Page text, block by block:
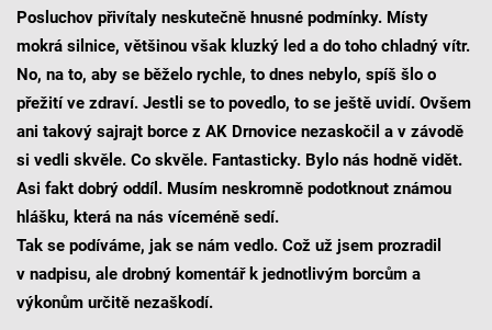
Posluchov přivítaly neskutečně hnusné podmínky. Místy
mokrá silnice, většinou však kluzký led a do toho chladný vítr.
No, na to, aby se běželo rychle, to dnes nebylo, spíš šlo o
přežití ve zdraví. Jestli se to povedlo, to se ještě uvidí. Ovšem
ani takový sajrajt borce z AK Drnovice nezaskočil a v závodě
si vedli skvěle. Co skvěle. Fantasticky. Bylo nás hodně vidět.
Asi fakt dobrý oddíl. Musím neskromně podotknout známou
hlášku, která na nás víceméně sedí.
Tak se podíváme, jak se nám vedlo. Což už jsem prozradil
v nadpisu, ale drobný komentář k jednotlivým borcům a
výkonům určitě nezaškodí.